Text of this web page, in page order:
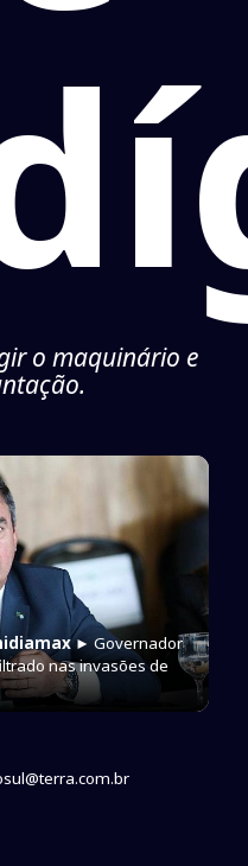
o maquinário e
► Governador
nas invasões de